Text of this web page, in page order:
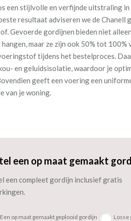
een stijlvolle en verfijnde uitstraling in
resultaat adviseren we de Chanell
Gevoerde gordijnen bieden niet
hangen, maar ze zijn ook 50% tot
tijdens het bestelproces.
en geluidsisolatie, waardoor je
geeft een voering een
van je woning.
een op maat gemaakt
een compleet gordijn inclusief gratis
Een op maat gemaakt geplooid gordijn